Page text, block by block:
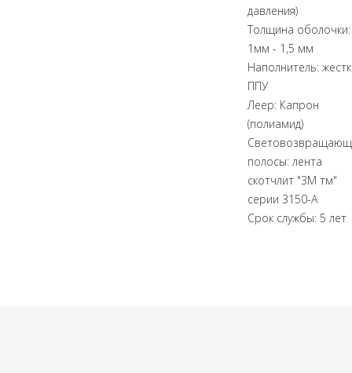
давления)
Толщина оболочки:
1мм - 1,5 мм
Наполнитель:
ППУ
Леер: Капрон
(полиамид)
полосы: лента
скотчлит "3М тм"
серии 3150-А
Срок службы: 5 лет